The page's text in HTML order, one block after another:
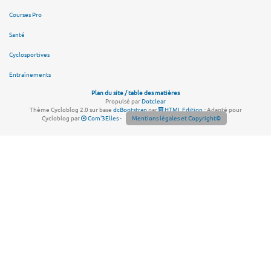
Courses Pro
Santé
Cyclosportives
Entraînements
Plan du site / table des matières
Propulsé parDotclear
Thème Cycloblog 2.0 sur base dcBootstrappar HTML Edition- Adapté pour
Cycloblog par
Com'3Elles- Mentions légales et Copyright©